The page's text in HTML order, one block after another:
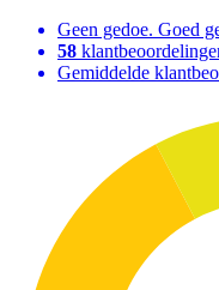
Geen gedoe. Goed
58
Gemiddelde